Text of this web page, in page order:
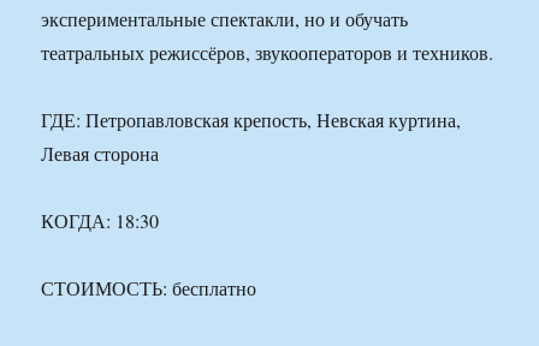
экспериментальные спектакли, но и обучать
театральных режиссёров, звукооператоров и техников.
ГДЕ: Петропавловская крепость, Невская куртина,
Левая сторона
КОГДА: 18:30
СТОИМОСТЬ: бесплатно